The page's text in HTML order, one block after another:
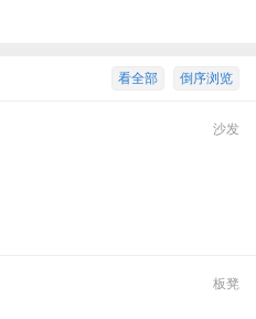
倒序浏览
看全部
沙发
板凳